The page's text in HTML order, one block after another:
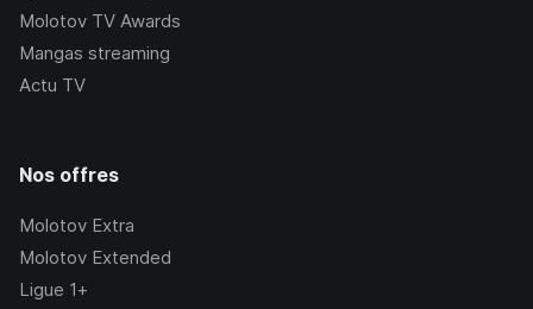
Molotov TV Awards
Mangas streaming
Actu TV
Nos offres
Molotov Extra
Molotov Extended
Ligue 1+